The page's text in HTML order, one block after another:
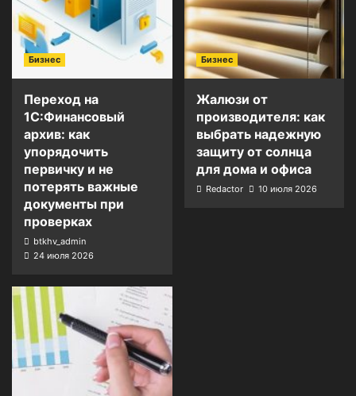
Бизнес
Переход на
1С:Финансовый
архив: как
упорядочить
первичку и не
потерять важные
документы при
проверках
btkhv_admin
24 июля 2026
Бизнес
Жалюзи от
производителя: как
выбрать надежную
защиту от солнца
для дома и офиса
Redactor 10 июля 2026